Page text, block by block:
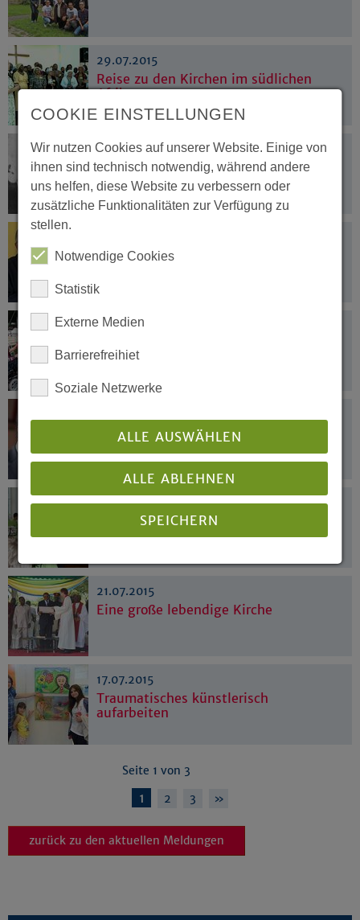
29.07.2015
Reise zu den Kirchen im südlichen
Afrika
28.07.2015
Ebenso interessant wie umstritten
Kirche und Diakonie besser vernetzen
28.07.2015
Von Wuppertal nach Genf
22.07.2015
Brass for Peace: Posaunen für den
Frieden
21.07.2015
Eine große lebendige Kirche
17.07.2015
Traumatisches künstlerisch
aufarbeiten
Seite 1 von 3
1 2 3 »
zurück zu den aktuellen Meldungen
COOKIE EINSTELLUNGEN
Wir nutzen Cookies auf unserer Website. Einige von
ihnen sind technisch notwendig, während andere
uns helfen, diese Website zu verbessern oder
zusätzliche Funktionalitäten zur Verfügung zu
stellen.
Notwendige Cookies
Statistik
Externe Medien
Barrierefreihiet
Soziale Netzwerke
ALLE AUSWÄHLEN
ALLE ABLEHNEN
SPEICHERN
Impressum |Datenschutz